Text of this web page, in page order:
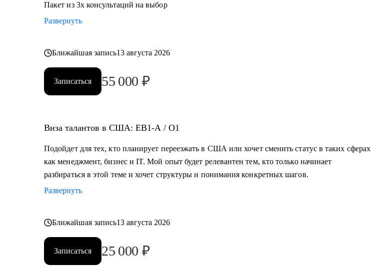
Пакет из 3х консультаций на выбор
Развернуть
Ближайшая запись13 августа 2026
Записаться 55 000 ₽
Виза талантов в США: EB1-A / O1
Подойдет для тех, кто планирует переезжать в США или хочет сменить статус в таких сферах
как менеджмент, бизнес и IT. Мой опыт будет релевантен тем, кто только начинает
разбираться в этой теме и хочет структуры и понимания конкретных шагов.
Развернуть
Ближайшая запись13 августа 2026
Записаться 25 000 ₽